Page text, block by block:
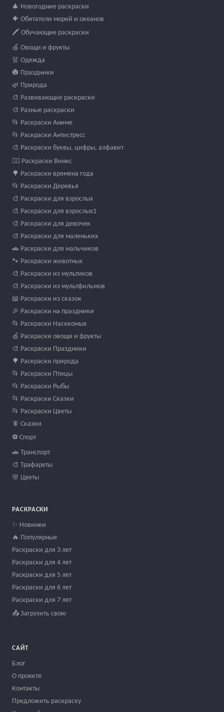
🎄 Новогодние раскраски
🐠 Обитатели морей и океанов
🖍️ Обучающие раскраски
🍏 Овощи и фрукты
👗 Одежда
🎃 Праздники
🌿 Природа
🎨 Развивающие раскраски
🎨 Разные раскраски
📂 Раскраски Аниме
📂 Раскраски Антистресс
🎨 Раскраски буквы, цифры, алфавит
🧚‍♀️ Раскраски Винкс
🌳 Раскраски времена года
📂 Раскраски Деревья
🎨 Раскраски для взрослых
🎨 Раскраски для взрослых1
🎨 Раскраски для девочек
🎨 Раскраски для маленьких
🚗 Раскраски для мальчиков
🐾 Раскраски животных
🎨 Раскраски из мультиков
🎨 Раскраски из мультфильмов
📖 Раскраски из сказок
🎉 Раскраски на праздники
📂 Раскраски Насекомых
🍏 Раскраски овощи и фрукты
🎨 Раскраски Праздники
🌳 Раскраски природа
📂 Раскраски Птицы
📂 Раскраски Рыбы
📂 Раскраски Сказки
📂 Раскраски Цветы
🧚 Сказки
⚽ Спорт
🚗 Транспорт
🎨 Трафареты
🌸 Цветы
РАСКРАСКИ
✨ Новинки
🔥 Популярные
Раскраски для 3 лет
Раскраски для 4 лет
Раскраски для 5 лет
Раскраски для 6 лет
Раскраски для 7 лет
📤 Загрузить свою
САЙТ
Блог
О проекте
Контакты
Предложить раскраску